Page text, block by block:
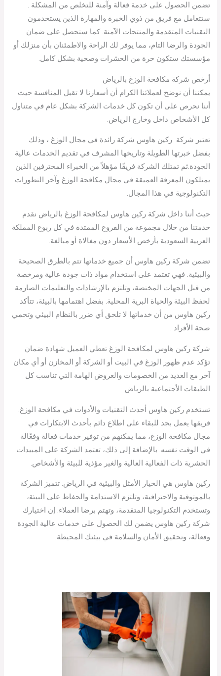
تضمن الحصول على خدمة فعالة وآمنة للتخلص من المشكلة .
ستتعامل مع فريق من ذوي الخبرة والمهارة الذين يستخدمون
التقنيات المتقدمة والمنتجات الآمنة. كما ستحصل على ضمان
الجودة والرضا التام، مما يوفر لك الراحة والاطمئنان بأن منزلك أو
مؤسستك ستكون حرة من الحشرات وصحية بشكل كامل.
أرخص شركة مكافحة الوزغ بالرياض
يمكننا أن نوضح لعملائنا الكرام أن أسعارنا لا تقبل المنافسة حيث
أننا نحرص على أن تكون كل خدمات الشركة بشكل عام في متناول
كل الأشخاص داخل وخارج الرياض.
تعتبر شركة ركين هاوس شركة رائدة في مجال الوزغ ، وذلك
بفضل خبرتها الطويلة وتاريخها المشرف في تقديم الخدمات عالية
الجودة.ثم تمتلك الشركة فريقًا مؤهلاً من الخبراء المحترفين الذين
يمتلكون المعرفة العميقة في مجال مكافحة الوزغ وآخر التطورات
التكنولوجية في هذا المجال.
حيث أننا داخل شركة ركين هاوس لمكافحة الوزغ بالرياض نقدم
خدمتنا من خلال مجموعة من الفروع الممتدة في كل ربوع المملكة
العربية السعودية بأرخص الأسعار دون مغالاة أو مبالغة.
تضمن شركة ركين هاوس أن جميع خدماتها تتم بالطرق الصحيحة
والبيئية. فهي تعتمد على استخدام مواد ذات جودة عالية ومرخصة
من قبل الجهات المختصة، وتلتزم بالإرشادات والتعليمات الصارمة
لحفظ البيئة والحياة البرية المحلية. بفضل اهتمامها بالبيئة، تتأكد
ركين هاوس من أن خدماتها لا تلحق أي ضرر بالنظام البيئي وتحمي
صحة الأفراد .
شركة ركين هاوس لمكافحة الوزغ تعطي العميل شهادة ضمان
تؤكد عدم ظهور الوزغ في البيت أو الشركة أو المخازن أو أي مكان
آخر مع العديد من الخصومات والعروض الهامة التي تناسب كل
الطبقات الأجتماعية بالرياض
تستخدم ركين هاوس أحدث التقنيات والأدوات في مكافحة الوزغ.
فريقها يعمل بجد للبقاء على اطلاع دائم بأحدث الابتكارات في
مجال مكافحة الوزغ، مما يمكنهم من توفير خدمات فعالة وفعّالة
في الوقت نفسه. بالإضافة إلى ذلك، تعتمد الشركة على المبيدات
الحشرية ذات الفعالية العالية والغير مؤذية للبيئة والأشخاص.
ركين هاوس هي الخيار الأمثل والبيئية في الرياض. تتميز الشركة
بالموثوقية والاحترافية، وتلتزم الاستدامة والحفاظ على البيئة،
وتستخدم التكنولوجيا المتقدمة، وتهتم برضا العملاء. إن اختيارك
شركة ركين هاوس يضمن لك الحصول على خدمات عالية الجودة
وفعالة، وتحقيق الأمان والسلامة في بيئتك المحيطة.